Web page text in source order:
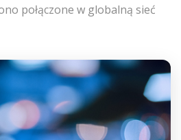
połączone w globalną sieć